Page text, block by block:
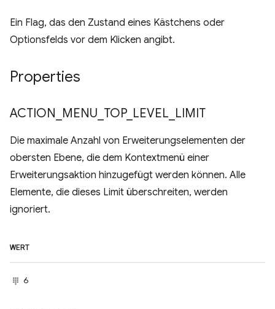
Ein Flag, das den Zustand eines Kästchens oder
Optionsfelds vor dem Klicken angibt.
Properties
ACTION MENU TOP_ LEVEL LIMIT
Die maximale Anzahl von Erweiterungselementen der
obersten Ebene, die dem Kontextmenü einer
Erweiterungsaktion hinzugefügt werden können. Alle
Elemente, die dieses Limit überschreiten, werden
ignoriert.
WERT
6